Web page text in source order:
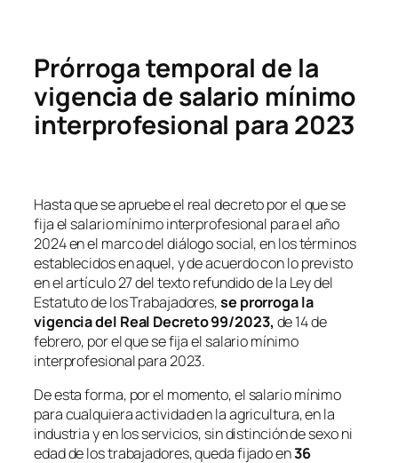
Prórroga temporal de la
vigencia de salario mínimo
interprofesional para 2023
Hasta que se apruebe el real decreto por el que se
fija el salario mínimo interprofesional para el año
2024 en el marco del diálogo social, en los términos
establecidos en aquel, y de acuerdo con lo previsto
en el artículo 27 del texto refundido de la Ley del
Estatuto de los Trabajadores,se prorroga la
vigencia del Real Decreto 99/2023, de 14 de
febrero, por el que se fija el salario mínimo
interprofesional para 2023.
De esta forma, por el momento, el salario mínimo
para cualquiera actividad en la agricultura, en la
industria y en los servicios, sin distinción de sexo ni
edad de los trabajadores, queda fijado en36